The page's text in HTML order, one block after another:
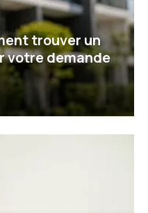
trouver un
votre demande